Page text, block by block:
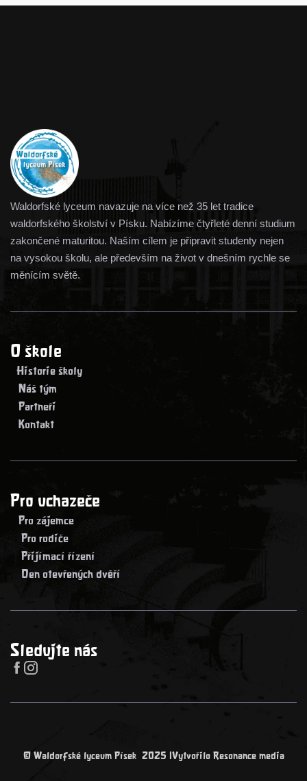
Waldorfské lyceum navazuje na více než 35 let tradice
waldorfského školství v Písku. Nabízíme čtyřleté denní studium
zakončené maturitou. Naším cílem je připravit studenty nejen
na vysokou školu, ale především na život v dnešním rychle se
měnícím světě.
O škole
> Historie školy
> Náš tým
> Partneři
> Kontakt
Pro uchazeče
> Pro zájemce
> Pro rodiče
> Přijímací řízení
> Den otevřených dvěří
Sledujte nás
 
© Waldorfské lyceum Písek 2025 |Vytvořilo Resonance media